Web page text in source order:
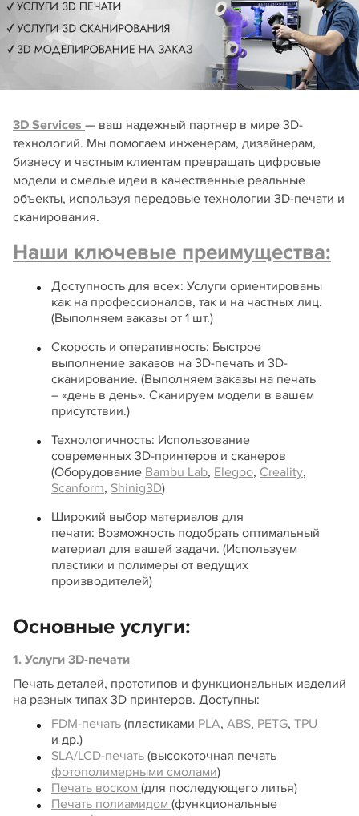
3D Services — ваш надежный партнер в мире 3D-
технологий. Мы помогаем инженерам, дизайнерам,
бизнесу и частным клиентам превращать цифровые
модели и смелые идеи в качественные реальные
объекты, используя передовые технологии 3D-печати и
сканирования.
Наши ключевые преимущества:
Доступность для всех: Услуги ориентированы
как на профессионалов, так и на частных лиц.
(Выполняем заказы от 1 шт.)
Скорость и оперативность: Быстрое
выполнение заказов на 3D-печать и 3D-
сканирование. (Выполняем заказы на печать
– «день в день». Сканируем модели в вашем
присутствии.)
Технологичность: Использование
современных 3D-принтеров и сканеров
(Оборудование Bambu Lab, Elegoo, Creality,
Scanform, Shinig3D)
Широкий выбор материалов для
печати: Возможность подобрать оптимальный
материал для вашей задачи. (Используем
пластики и полимеры от ведущих
производителей)
Основные услуги:
1. Услуги 3D-печати
Печать деталей, прототипов и функциональных изделий
на разных типах 3D принтеров. Доступны:
FDM-печать (пластиками PLA, ABS, PETG, TPU
и др.)
SLA/LCD-печать (высокоточная печать
фотополимерными смолами)
Печать воском (для последующего литья)
Печать полиамидом (функциональные